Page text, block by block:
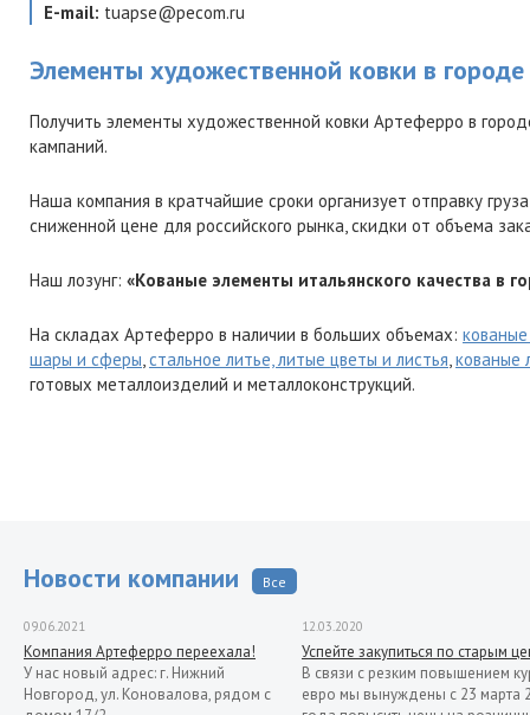
E-mail: tuapse@pecom.ru
Элементы художественной ковки в городе
Получить элементы художественной ковки Артеферро в
кампаний.
Наша компания в кратчайшие сроки организует отправку
сниженной цене для российского рынка, скидки от объема
Наш лозунг: «Кованые элементы итальянского качества в
На складах Артеферро в наличии в больших объемах:
шары и сферы,стальное литье, литые цветы и листья,кованые
готовых металлоизделий и металлоконструкций.
Новости компании Все
09.06.2021
Компания Артеферро переехала!
У нас новый адрес: г. Нижний
Новгород, ул. Коновалова, рядом с
12.03.2020
Успейте закупиться по старым
В связи с резким повышением
евро мы вынуждены с 23 марта